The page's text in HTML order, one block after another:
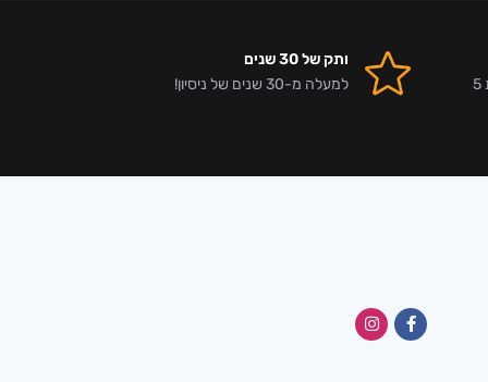
אלפי לקוחות מרוצים וביקורות 5
ותק של 30 שנים
למעלה מ-30 שנים של ניסיון!